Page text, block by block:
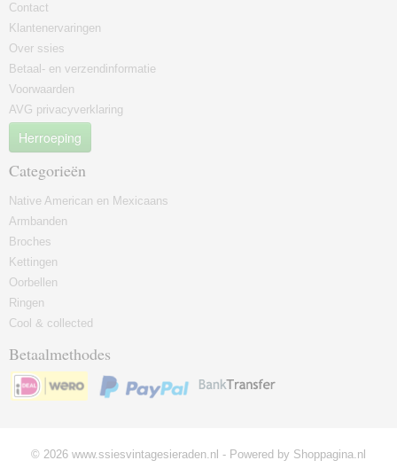
Contact
Klantenervaringen
Over ssies
Betaal- en verzendinformatie
Voorwaarden
AVG privacyverklaring
Herroeping
Categorieën
Native American en Mexicaans
Armbanden
Broches
Kettingen
Oorbellen
Ringen
Cool & collected
Betaalmethodes
© 2026 www.ssiesvintagesieraden.nl - Powered by Shoppagina.nl